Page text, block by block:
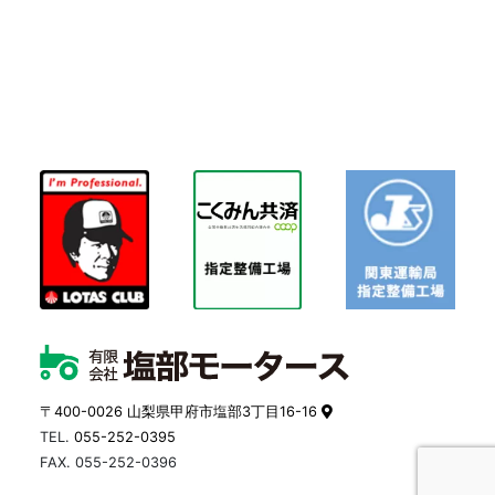
〒400-0026 山梨県甲府市塩部3丁目16-16
TEL. 055-252-0395
FAX. 055-252-0396